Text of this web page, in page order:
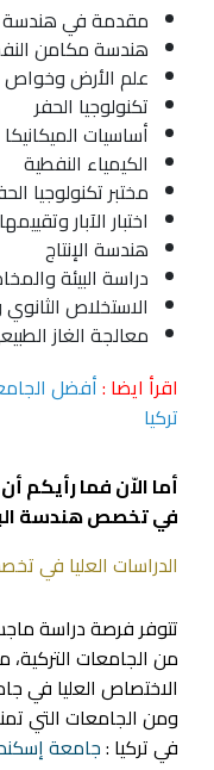
مقدمة في هندسة
هندسة مكامن
علم الأرض وخواص
تكنولوجيا الحفر
أساسيات الميكانيكا
الكيمياء النفطية
مختبر تكنولوجيا
اختبار الآبار وتقييمها
هندسة الإنتاج
دراسة البيئة
الاستخلاص
معالجة الغاز
اقرأ ايضا :أفضل
تركيا
أما الاّن فما رأيكم
في تخصص هندسة
الدراسات العليا في
تتوفر فرصة دراسة
من الجامعات التركية،
الاختصاص العليا في
ومن الجامعات التي
في تركيا :جامعة